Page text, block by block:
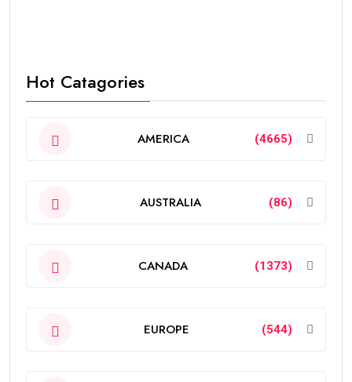
Hot Catagories
AMERICA (4665)
AUSTRALIA (86)
CANADA (1373)
EUROPE (544)